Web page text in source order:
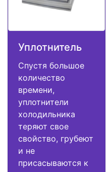
Уплотнитель
Спустя большое
количество
времени,
уплотнители
холодильника
теряют свое
свойство, грубеют
и не
присасываются к